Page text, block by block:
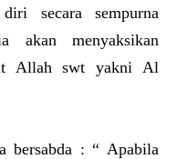
secara sempurna
akan menyaksikan
Allah swt yakni Al
bersabda : “ Apabila